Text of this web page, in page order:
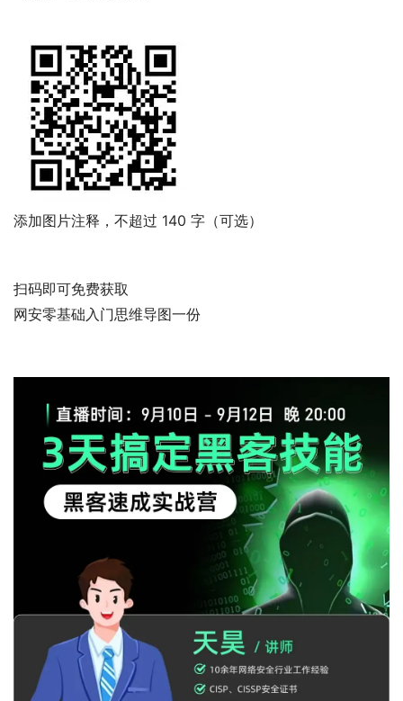
添加图片注释，不超过 140 字（可选）
扫码即可免费获取
网安零基础入门思维导图一份